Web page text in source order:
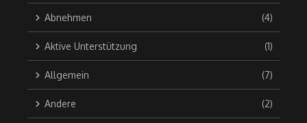
Abnehmen (4)
Aktive Unterstützung (1)
Allgemein (7)
Andere (2)